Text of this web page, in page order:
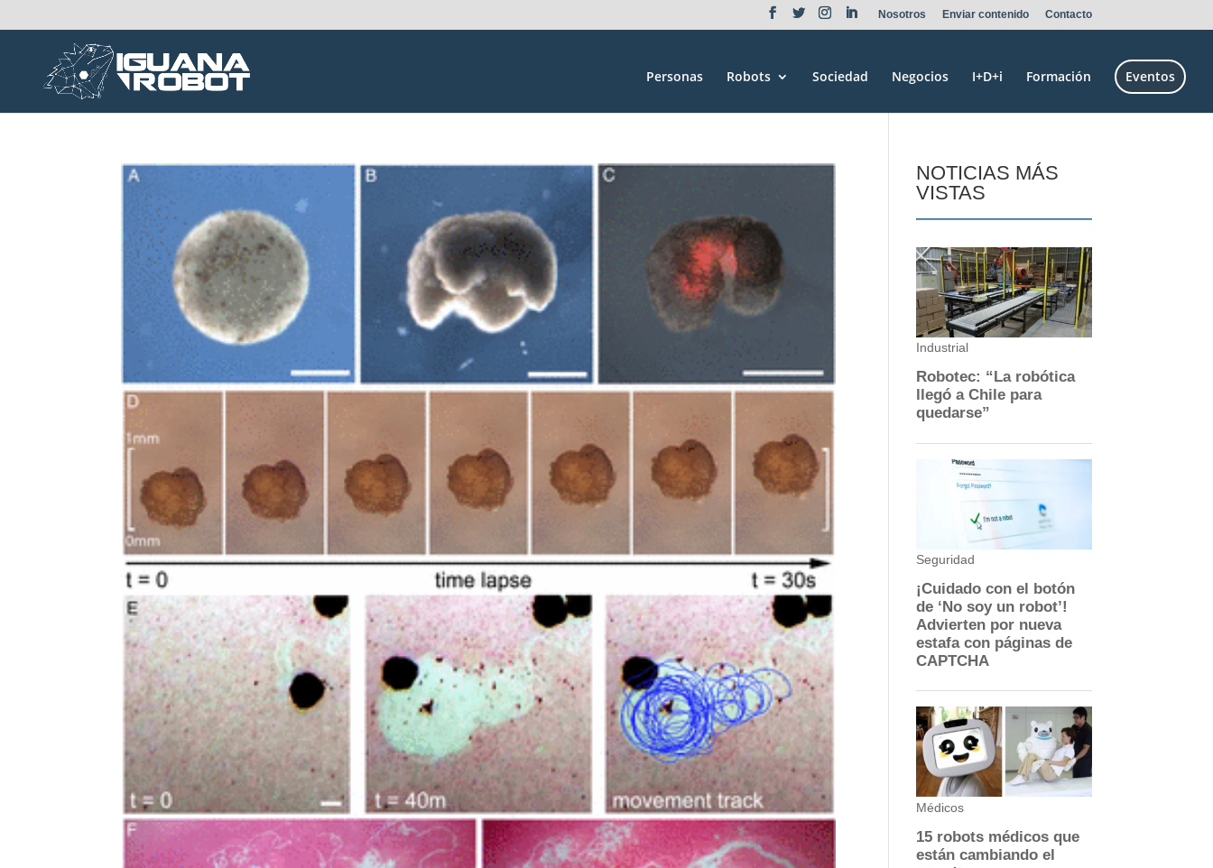
Nosotros Enviar contenido Contacto
Personas Robots Sociedad Negocios I+D+i Formación Eventos
NOTICIAS MÁS
VISTAS